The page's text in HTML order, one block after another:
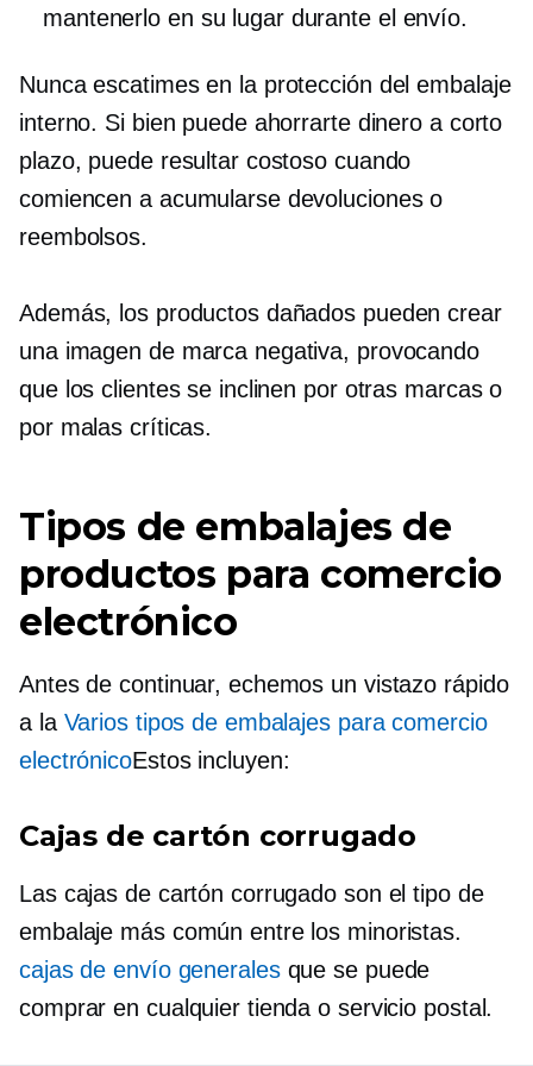
mantenerlo en su lugar durante el envío.
Nunca escatimes en la protección del embalaje
interno. Si bien puede ahorrarte dinero a corto
plazo, puede resultar costoso cuando
comiencen a acumularse devoluciones o
reembolsos.
Además, los productos dañados pueden crear
una imagen de marca negativa, provocando
que los clientes se inclinen por otras marcas o
por malas críticas.
Tipos de embalajes de
productos para comercio
electrónico
Antes de continuar, echemos un vistazo rápido
a la Varios tipos de embalajes para comercio
electrónicoEstos incluyen:
Cajas de cartón corrugado
Las cajas de cartón corrugado son el tipo de
embalaje más común entre los minoristas.
cajas de envío generalesque se puede
comprar en cualquier tienda o servicio postal.